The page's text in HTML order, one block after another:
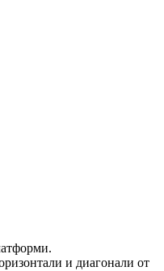
и диагонали от